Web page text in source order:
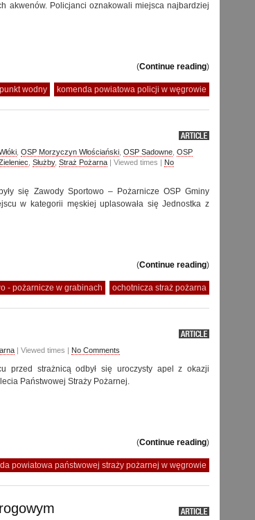
akwenów. Policjanci oznakowali miejsca najbardziej
(Continue reading)
wodny komenda powiatowa policji w węgrowie
OSP Morzyczyn Włościański OSP Sadowne OSP
Służby, Straż Pożarna | Viewed times | No
się Zawody Sportowo – Pożarnicze OSP Gminy
w kategorii męskiej uplasowała się Jednostka z
(Continue reading)
- pożarnicze w grabinach ochotnicza straż pożarna
| Viewed times | No Comments
przed strażnicą odbył się uroczysty apel z okazji
Państwowej Straży Pożarnej.
(Continue reading)
powiatowa państwowej straży pożarnej w węgrowie